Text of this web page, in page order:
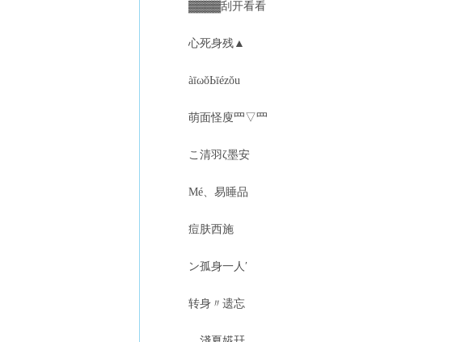
▓▓▓▓刮开看看
心死身残▲
àīωǒЬīézǒu
萌面怪廋罒▽罒
こ清羽ζ墨安
Mé、易睡品
痘肤西施
ン孤身一人′
转身〃遗忘